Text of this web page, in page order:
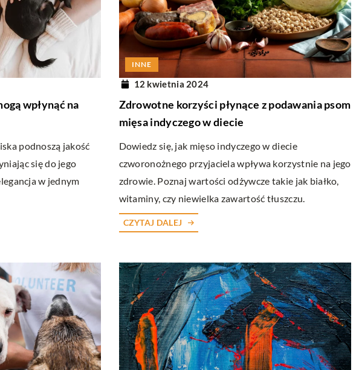
wpłynąć na
podnoszą jakość
się do jego
w jednym
INNE
12 kwietnia 2024
Zdrowotne korzyści płynące z podawania psom
mięsa indyczego w diecie
Dowiedz się, jak mięso indyczego w diecie
czworonożnego przyjaciela wpływa korzystnie na jego
zdrowie. Poznaj wartości odżywcze takie jak białko,
witaminy, czy niewielka zawartość tłuszczu.
CZYTAJ DALEJ
2025
plan żywieniowy z
dla optymalnych rezultatów
z treningiem, aby osiągnąć
rezultaty zdrowotne. Odkryj, jak
swoją dietę do intensywności
i poprawić ogólne samopoczucie oraz
INNE
2 lipca 2024
Zarządzanie siecią komunikacyjną: jak
podłączania urządzeń
komunikacyjną. Poznaj zalety i możliwości,
które panele do podłączania urządzeń mogą
oferować twojemu znacząco poprawić
wydajność systemu.